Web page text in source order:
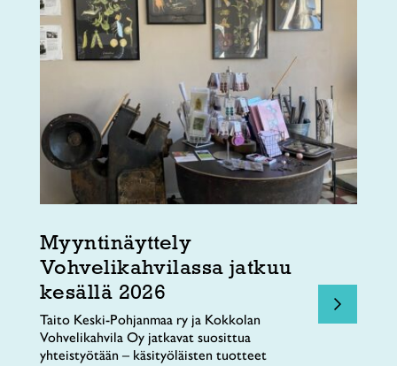
Myyntinäyttely
Vohvelikahvilassa jatkuu
kesällä 2026
Taito Keski-Pohjanmaa ry ja Kokkolan
Vohvelikahvila Oy jatkavat suosittua
yhteistyötään – käsityöläisten tuotteet